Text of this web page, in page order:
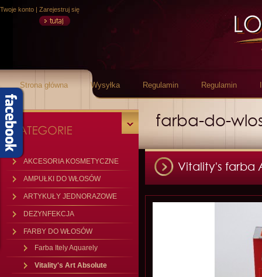
Twoje konto | Zarejestruj się
Strona główna Wysyłka Regulamin Regulamin
AKCESORIA KOSMETYCZNE
AMPUŁKI DO WŁOSÓW
ARTYKUŁY JEDNORAZOWE
DEZYNFEKCJA
FARBY DO WŁOSÓW
Farba Itely Aquarely
Vitality's Art Absolute
farba-do-
Vitality's farba